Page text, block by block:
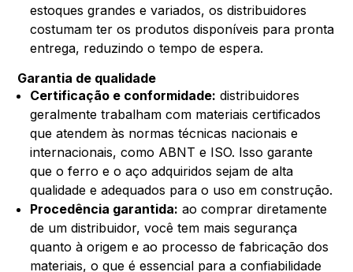
estoques grandes e variados, os distribuidores
costumam ter os produtos disponíveis para pronta
entrega, reduzindo o tempo de espera.
Garantia de qualidade
Certificação e conformidade: distribuidores
geralmente trabalham com materiais certificados
que atendem às normas técnicas nacionais e
internacionais, como ABNT e ISO. Isso garante
que o ferro e o aço adquiridos sejam de alta
qualidade e adequados para o uso em construção.
Procedência garantida: ao comprar diretamente
de um distribuidor, você tem mais segurança
quanto à origem e ao processo de fabricação dos
materiais, o que é essencial para a confiabilidade